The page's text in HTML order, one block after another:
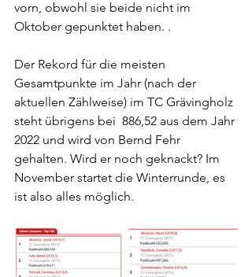
vorn, obwohl sie beide nicht im
Oktober gepunktet haben. .
Der Rekord für die meisten
Gesamtpunkte im Jahr (nach der
aktuellen Zählweise) im TC Grävingholz
steht übrigens bei  886,52 aus dem Jahr
2022 und wird von Bernd Fehr
gehalten. Wird er noch geknackt? Im
November startet die Winterrunde, es
ist also alles möglich.